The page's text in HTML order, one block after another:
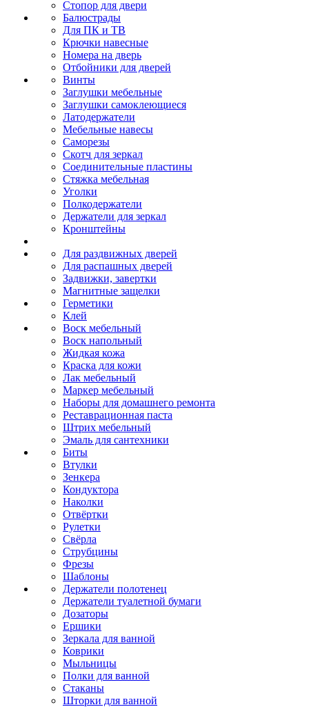
Стопор для двери
Балюстрады
Для ПК и ТВ
Крючки навесные
Номера на дверь
Отбойники для дверей
Винты
Заглушки мебельные
Заглушки самоклеющиеся
Латодержатели
Мебельные навесы
Саморезы
Скотч для зеркал
Соединительные пластины
Стяжка мебельная
Уголки
Полкодержатели
Держатели для зеркал
Кронштейны
Для раздвижных дверей
Для распашных дверей
Задвижки, завертки
Магнитные защелки
Герметики
Клей
Воск мебельный
Воск напольный
Жидкая кожа
Краска для кожи
Лак мебельный
Маркер мебельный
Наборы для домашнего ремонта
Реставрационная паста
Штрих мебельный
Эмаль для сантехники
Биты
Втулки
Зенкера
Кондуктора
Наколки
Отвёртки
Рулетки
Свёрла
Струбцины
Фрезы
Шаблоны
Держатели полотенец
Держатели туалетной бумаги
Дозаторы
Ершики
Зеркала для ванной
Коврики
Мыльницы
Полки для ванной
Стаканы
Шторки для ванной